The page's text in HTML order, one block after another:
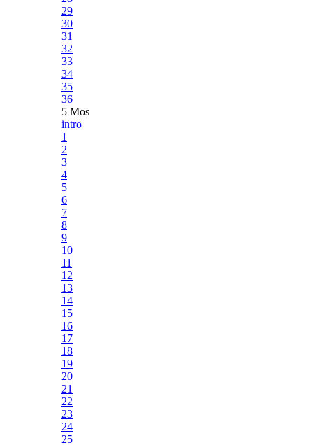
29
30
31
32
33
34
35
36
5 Mos
intro
1
2
3
4
5
6
7
8
9
10
11
12
13
14
15
16
17
18
19
20
21
22
23
24
25